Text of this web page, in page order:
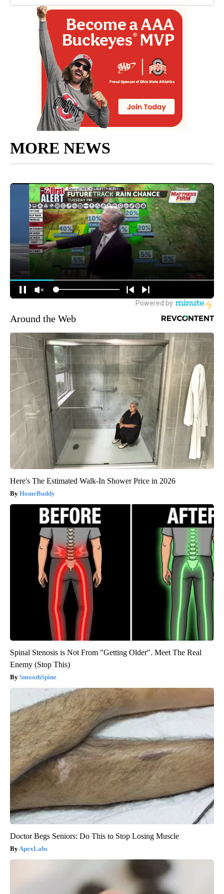
MORE NEWS
Around the Web
Here's The Estimated Walk-In Shower Price in 2026
HomeBuddy
Spinal Stenosis is Not From "Getting Older". Meet The Real
Enemy (Stop This)
SmoothSpine
Doctor Begs Seniors: Do This to Stop Losing Muscle
ApexLabs